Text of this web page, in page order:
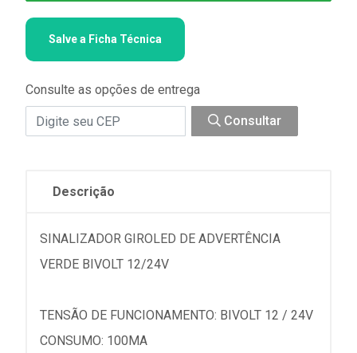
Salve a Ficha Técnica
Consulte as opções de entrega
Consultar
Descrição
SINALIZADOR GIROLED DE ADVERTÊNCIA
VERDE BIVOLT 12/24V
TENSÃO DE FUNCIONAMENTO: BIVOLT 12 / 24V
CONSUMO: 100MA